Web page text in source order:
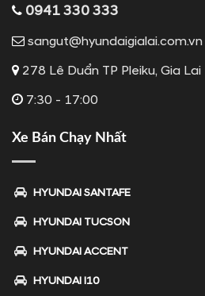
0941 330 333
sangut@hyundaigialai.com.vn
278 Lê Duẩn TP Pleiku, Gia Lai
7:30 - 17:00
Xe Bán Chạy Nhất
HYUNDAI SANTAFE
HYUNDAI TUCSON
HYUNDAI ACCENT
HYUNDAI I10